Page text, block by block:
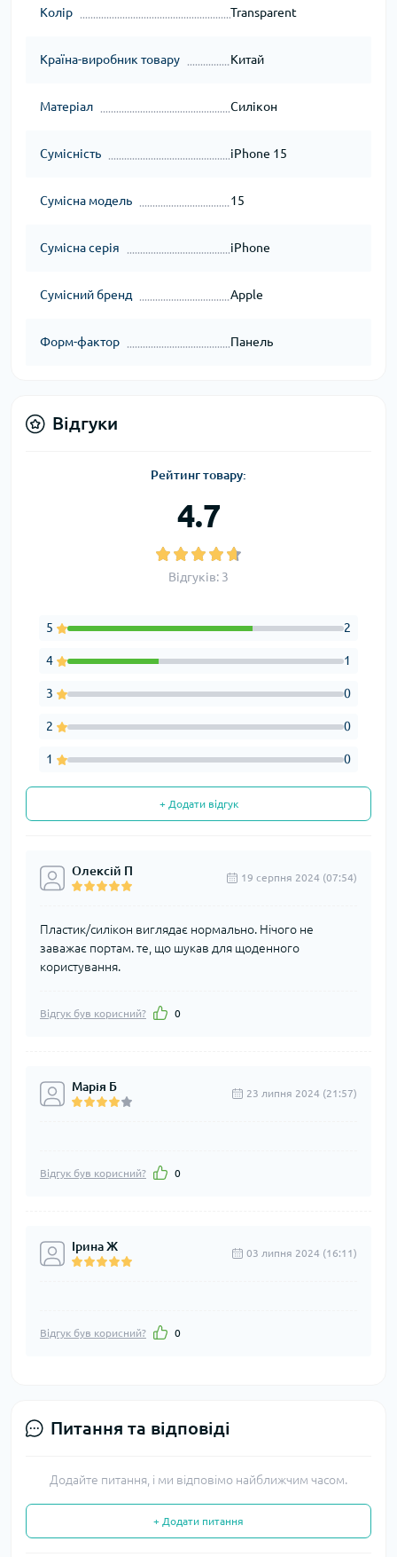
Колір Transparent
Країна-виробник товару Китай
Матеріал Силікон
Сумісність iPhone 15
Сумісна модель 15
Сумісна серія iPhone
Сумісний бренд Apple
Форм-фактор Панель
Відгуки
Рейтинг товару:
4.7
Відгуків: 3
5 2
4 1
3 0
2 0
1 0
+ Додати відгук
Олексій П 19 серпня 2024 (07:54)
Пластик/силікон виглядає нормально. Нічого не
заважає портам. те, що шукав для щоденного
користування.
Відгук був корисний? 0
Марія Б 23 липня 2024 (21:57)
Відгук був корисний? 0
Ірина Ж 03 липня 2024 (16:11)
Відгук був корисний? 0
Питання та відповіді
Додайте питання, і ми відповімо найближчим часом.
+ Додати питання